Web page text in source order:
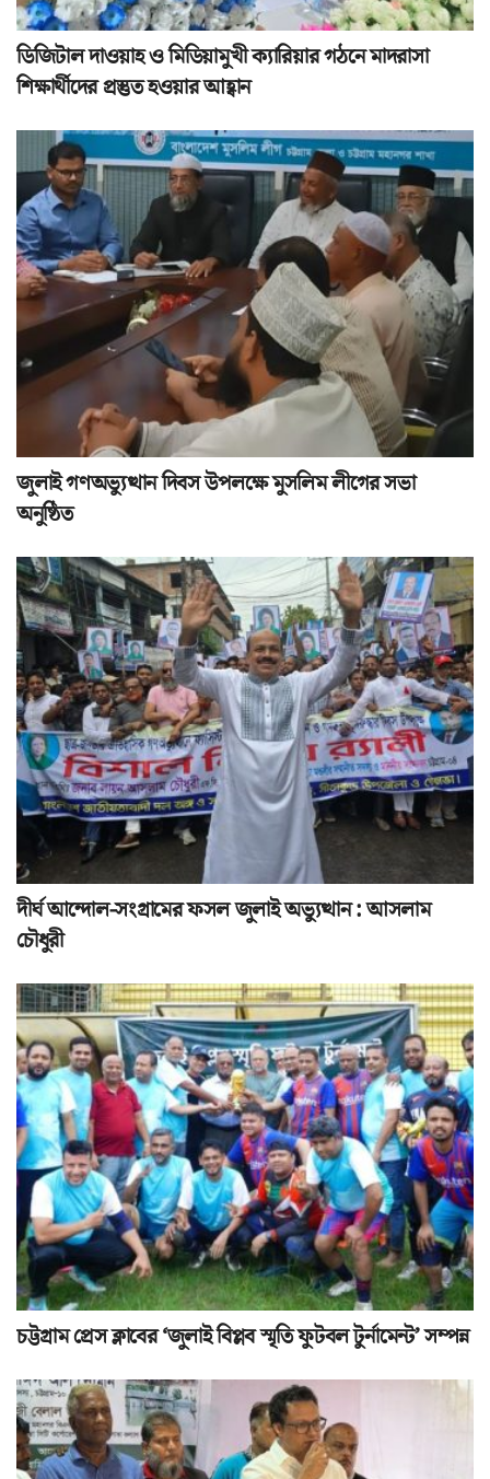
ডিজিটাল দাওয়াহ ও মিডিয়ামুখী ক্যারিয়ার গঠনে মাদরাসা
শিক্ষার্থীদের প্রস্তুত হওয়ার আহ্বান
জুলাই গণঅভ্যুত্থান দিবস উপলক্ষে মুসলিম লীগের সভা
অনুষ্ঠিত
দীর্ঘ আন্দোল-সংগ্রামের ফসল জুলাই অভ্যুত্থান : আসলাম
চৌধুরী
চট্টগ্রাম প্রেস ক্লাবের ‘জুলাই বিপ্লব স্মৃতি ফুটবল টুর্নামেন্ট’ সম্পন্ন